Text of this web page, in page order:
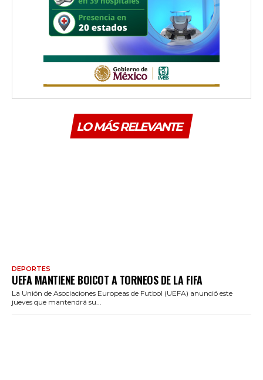
LO MÁS RELEVANTE
DEPORTES
UEFA MANTIENE BOICOT A TORNEOS DE LA FIFA
La Unión de Asociaciones Europeas de Futbol (UEFA) anunció este
jueves que mantendrá su...